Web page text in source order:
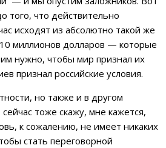
того, что действительно
исходят из абсолютно такой же
миллионов долларов — которые
нужно, чтобы мир признал их
признал российские условия.
но также и в другом
тоже скажу, мне кажется,
к сожалению, не имеет никаких
стать переговорной